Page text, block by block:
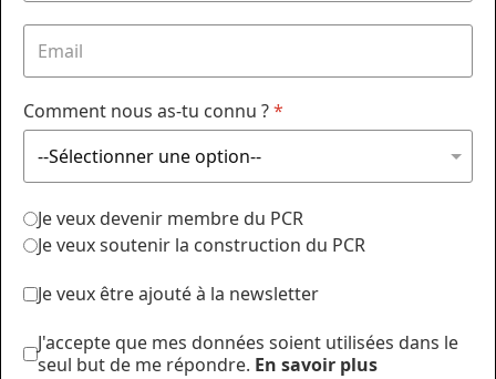
Comment nous as-tu connu ?*
Je veux devenir membre du PCR
Je veux soutenir la construction du PCR
Je veux être ajouté à la newsletter
J'accepte que mes données soient utilisées dans le
seul but de me répondre. En savoir plus